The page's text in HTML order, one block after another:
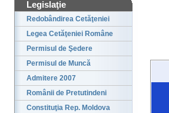
Legislaţie
Redobândirea Cetăţeniei
Legea Cetăţeniei Române
Permisul de Şedere
Permisul de Muncă
Admitere 2007
Românii de Pretutindeni
Constituţia Rep. Moldova